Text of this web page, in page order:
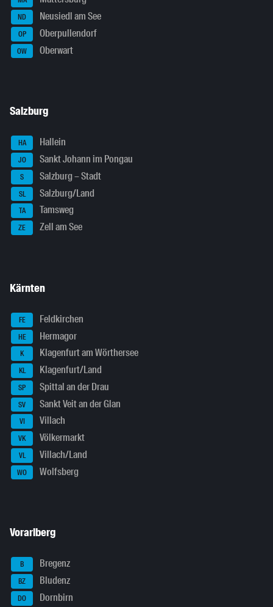
ND Neusiedl am See
OP Oberpullendorf
OW Oberwart
Salzburg
HA Hallein
JO Sankt Johann im Pongau
S Salzburg – Stadt
SL Salzburg/Land
TA Tamsweg
ZE Zell am See
Kärnten
FE Feldkirchen
HE Hermagor
K Klagenfurt am Wörthersee
KL Klagenfurt/Land
SP Spittal an der Drau
SV Sankt Veit an der Glan
VI Villach
VK Völkermarkt
VL Villach/Land
WO Wolfsberg
Vorarlberg
B Bregenz
BZ Bludenz
DO Dornbirn